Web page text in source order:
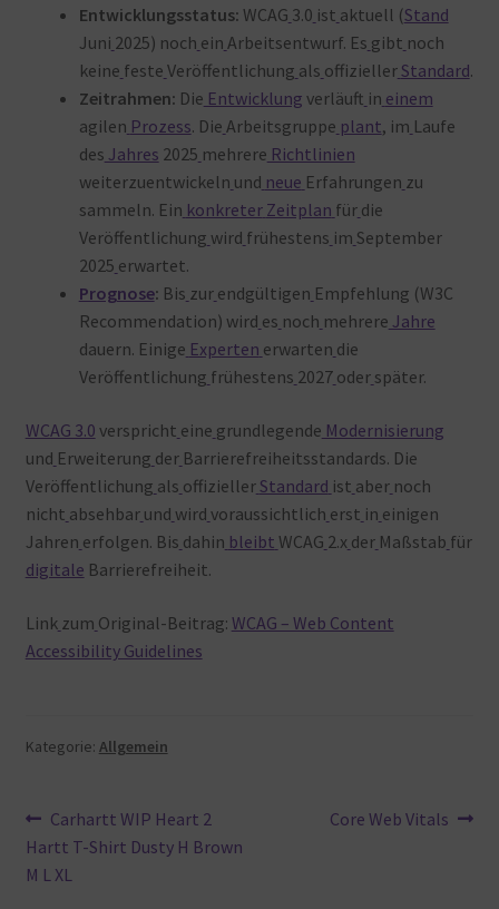
Entwicklungsstatus: WCAG 3.0 ist aktuell (Stand
Juni 2025) noch ein Arbeitsentwurf. Es gibt noch
keine feste Veröffentlichung als offiziellerStandard.
Zeitrahmen: Die Entwicklung verläuft in einem
agilen Prozess. Die Arbeitsgruppe plant, im Laufe
des Jahres 2025 mehrere Richtlinien
weiterzuentwickeln und neue Erfahrungen zu
sammeln. Ein konkreter Zeitplan für die
Veröffentlichung wird frühestens im September
2025 erwartet.
Prognose: Bis zur endgültigen Empfehlung (W3C
Recommendation) wird es noch mehrere Jahre
dauern. Einige Experten erwarten die
Veröffentlichung frühestens 2027 oder später.
WCAG 3.0 verspricht eine grundlegende Modernisierung
und Erweiterung der Barrierefreiheitsstandards. Die
Veröffentlichung als offiziellerStandard ist aber noch
nicht absehbar und wird voraussichtlich erst in einigen
Jahren erfolgen. Bis dahin bleibt WCAG 2.x der Maßstab für
digitale Barrierefreiheit.
Link zum Original-Beitrag: WCAG – Web Content
Accessibility Guidelines
Kategorie: Allgemein
Beitragsnavigation
Vorheriger
Beitrag:
Carhartt WIP Heart 2
Hartt T-Shirt Dusty H Brown
M L XL
Nächster
Core Web Vitals